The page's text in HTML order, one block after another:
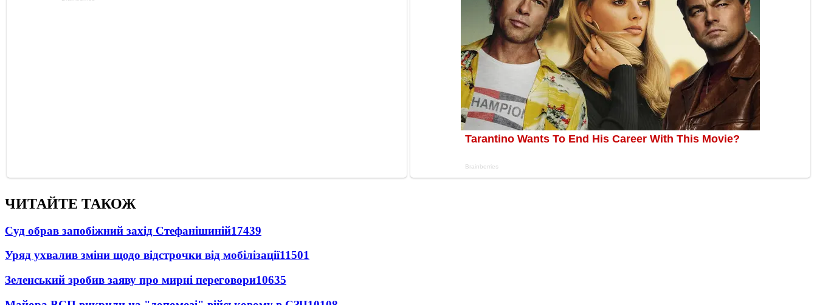
ЧИТАЙТЕ ТАКОЖ
Суд обрав запобіжний захід Стефанішиній17439
Уряд ухвалив зміни щодо відстрочки від мобілізації11501
Зеленський зробив заяву про мирні переговори10635